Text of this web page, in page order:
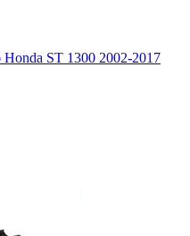
Honda ST 1300 2002-2017